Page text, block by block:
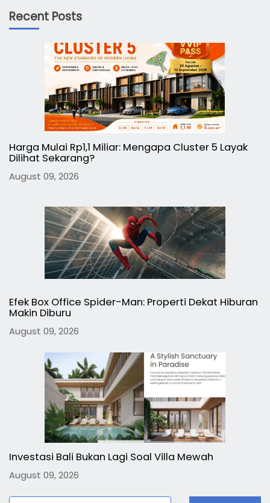
Recent Posts
Harga Mulai Rp1,1 Miliar: Mengapa Cluster 5 Layak
Dilihat Sekarang?
August 09, 2026
Efek Box Office Spider-Man: Properti Dekat Hiburan
Makin Diburu
August 09, 2026
Investasi Bali Bukan Lagi Soal Villa Mewah
August 09, 2026